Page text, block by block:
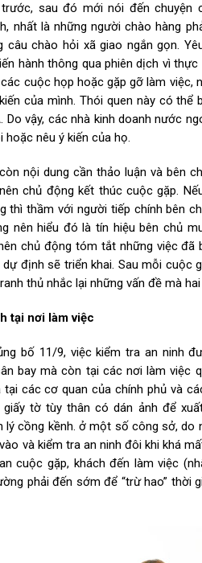
sau đó mới nói đến chuyện
nhất là những người chào hàng
câu chào hỏi xã giao ngắn gọn.
hành thông qua phiên dịch vì
cuộc họp hoặc gặp gỡ làm việc,
của mình. Thói quen này có
Do vậy, các nhà kinh doanh nước
hoặc nêu ý kiến của họ.
nội dung cần thảo luận và bên
chủ động kết thúc cuộc gặp.
thì thầm với người tiếp chính bên
nên hiểu đó là tín hiệu bên chủ
chủ động tóm tắt những việc đã
định sẽ triển khai. Sau mỗi cuộc
thủ nhắc lại những vấn đề mà
tại nơi làm việc
bố 11/9, việc kiểm tra an ninh
bay mà còn tại các nơi làm việc
tại các cơ quan của chính phủ và
giấy tờ tùy thân có dán ảnh để
lý cồng kềnh. ở một số công sở, do
và kiểm tra an ninh đôi khi khá
cuộc gặp, khách đến làm việc
phải đến sớm để “trừ hao” thời